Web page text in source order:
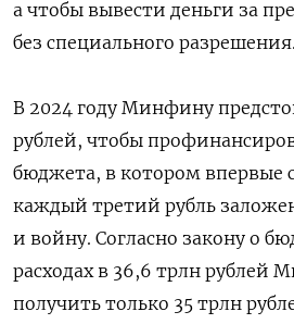
а чтобы вывести деньги за
без специального разрешения.
В 2024 году Минфину
рублей, чтобы
бюджета, в котором впервые
каждый третий рубль
и войну. Согласно закону о
расходах в 36,6 трлн рублей
получить только 35 трлн